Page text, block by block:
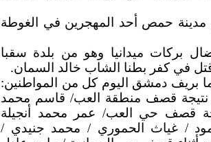
حمص أحد المهجرين في الغوطة
بركات ميدانيا وهو من بلدة سقبا
في كفر بطنا الشاب خالد السمان.
بريف دمشق اليوم كل من المواطنين:
نتيجة قصف منطقة العب/ قاسم محمد
قصف حي العب/ عمر محمد أنجيلة
حمود / غياث الحموري / محمد جنيدي /